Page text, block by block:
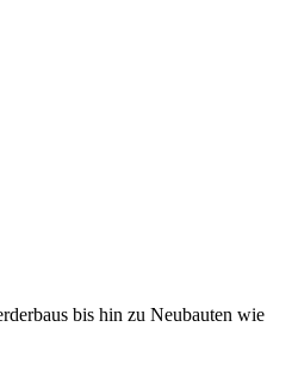
bis hin zu Neubauten wie